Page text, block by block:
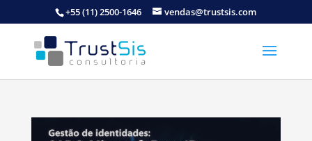
+55 (11) 2500-1646 vendas@trustsis.com